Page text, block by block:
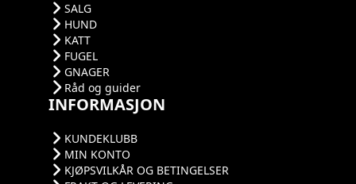
SALG
HUND
KATT
FUGEL
GNAGER
Råd og guider
INFORMASJON
KUNDEKLUBB
MIN KONTO
KJØPSVILKÅR OG BETINGELSER